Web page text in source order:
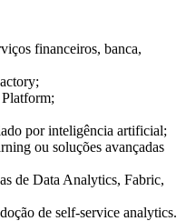
financeiros, banca,
por inteligência artificial;
ou soluções avançadas
de Data Analytics, Fabric,
de self-service analytics.